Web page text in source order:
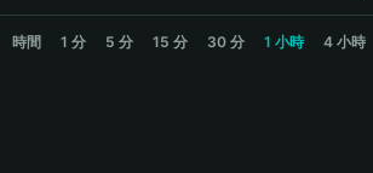
Bahasa Indonesia
DOLAN Price Chart
時間 1 分 5 分 15 分 30 分 1 小時 4 小時